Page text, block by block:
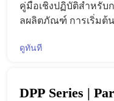
ใช้งาน วางแผน
คู่มือเชิงปฏิบัติสำหรับ
ลผลิตภัณฑ์ การเริ่มต้น
ลักฐานระยะยาว
ดูทันที
DPP Series |